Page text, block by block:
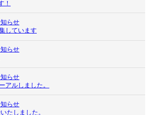
！
らせ
しています
らせ
らせ
アルしました。
らせ
たしました。